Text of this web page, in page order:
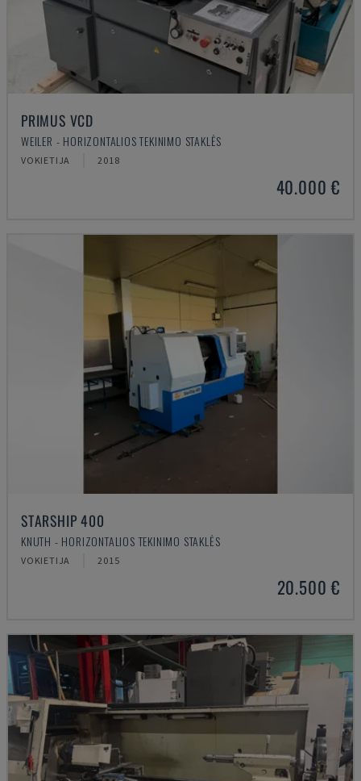
PRIMUS VCD
WEILER - HORIZONTALIOS TEKINIMO STAKLĖS
VOKIETIJA 2018
40.000 €
STARSHIP 400
KNUTH - HORIZONTALIOS TEKINIMO STAKLĖS
VOKIETIJA 2015
20.500 €